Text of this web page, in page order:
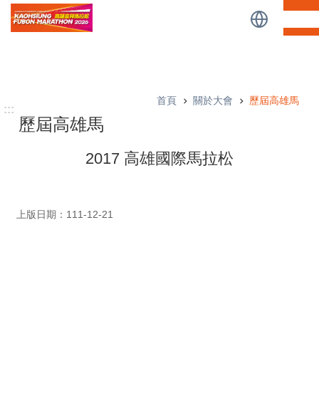
:::
首頁 關於大會 歷屆高雄馬
歷屆高雄馬
2017 高雄國際馬拉松
上版日期：111-12-21